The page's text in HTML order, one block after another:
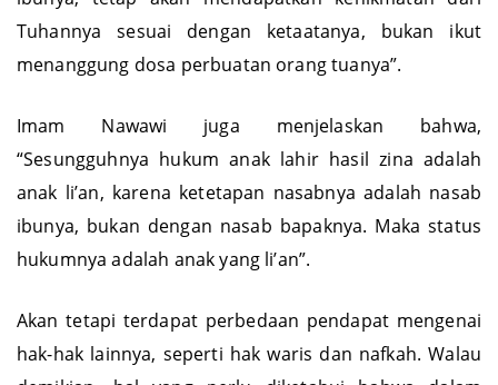
Tuhannya sesuai dengan ketaatanya, bukan ikut
menanggung dosa perbuatan orang tuanya”.
Imam Nawawi juga menjelaskan bahwa,
“Sesungguhnya hukum anak lahir hasil zina adalah
anak li’an, karena ketetapan nasabnya adalah nasab
ibunya, bukan dengan nasab bapaknya. Maka status
hukumnya adalah anak yang li’an”.
Akan tetapi terdapat perbedaan pendapat mengenai
hak-hak lainnya, seperti hak waris dan nafkah. Walau